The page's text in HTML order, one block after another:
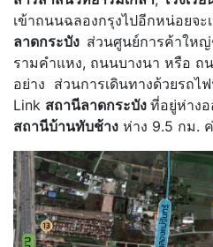
เข้าถนนฉลองกรุงไปอีกหน่อยจะ
ลาดกระบัง ส่วนศูนย์การค้าให
รามคำแหง, ถนนบางนา หรือ
อย่าง ส่วนการเดินทางด้วยรถไ
Link สถานีลาดกระบัง ที่อยู่ห่าง
สถานีบ้านทับช้าง ห่าง 9.5 กม.